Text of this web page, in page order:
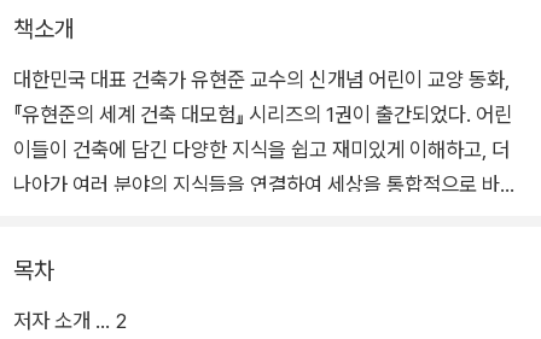
책소개
대한민국 대표 건축가 유현준 교수의 신개념 어린이 교양 동화,
『유현준의 세계 건축 대모험』 시리즈의 1권이 출간되었다. 어린
이들이 건축에 담긴 다양한 지식을 쉽고 재미있게 이해하고, 더
나아가 여러 분야의 지식들을 연결하여 세상을 통합적으로 바라
어린이들이 좋아하는 소재인 랜드마크를 중심으로 이야기를 풀
어냈으며, 유현준 교수가 전 세계의 랜드마크를 보호하는 비밀 고
목차
저자 소개 … 2